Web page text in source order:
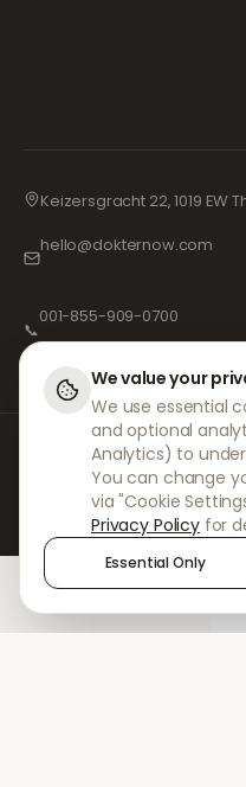
Keizersgracht 22, 1019 EW
hello@dokternow.com
📞
001-855-909-0700
Bei DokterNow arbeiten wir mit
Apotheken sowie erfahrenen
sicherzustellen, dass Ihre
verwaltet werden. Unsere
übernehmen alle Konsultationen
Partnerapotheken kümmern sich
Medikamente.
We value your
We use essential
and optional
Analytics) to
You can change
via "Cookie
Privacy Policy for
Essential Only